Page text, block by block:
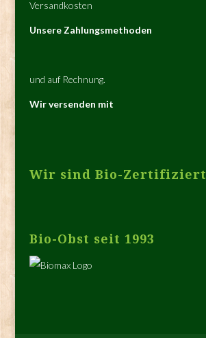
Versandkosten
Unsere Zahlungsmethoden
und auf Rechnung.
Wir versenden mit
Wir sind Bio-Zertifiziert
Bio-Obst seit 1993